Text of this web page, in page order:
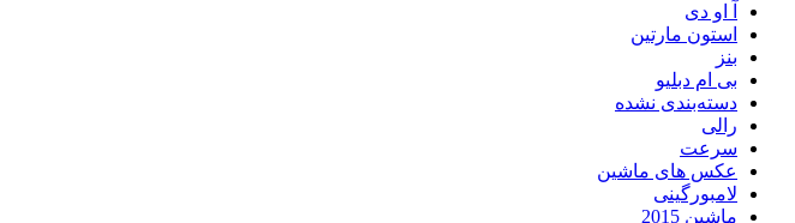
آ او دی
استون مارتین
بنز
بی ام دبلیو
دسته‌بندی نشده
رالی
سرعت
عکس های ماشین
لامبورگینی
ماشین 2015